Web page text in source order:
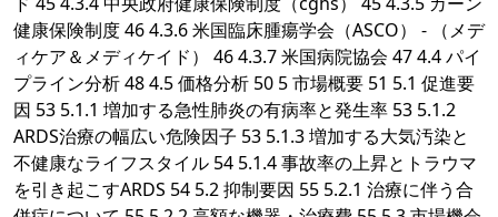
健康保険制度 46 4.3.6 米国臨床腫瘍学会（ASCO） - （メデ
ィケア＆メディケイド） 46 4.3.7 米国病院協会 47 4.4 パイ
プライン分析 48 4.5 価格分析 50 5 市場概要 51 5.1 促進要
因 53 5.1.1 増加する急性肺炎の有病率と発生率 53 5.1.2
ARDS治療の幅広い危険因子 53 5.1.3 増加する大気汚染と
不健康なライフスタイル 54 5.1.4 事故率の上昇とトラウマ
を引き起こすARDS 54 5.2 抑制要因 55 5.2.1 治療に伴う合